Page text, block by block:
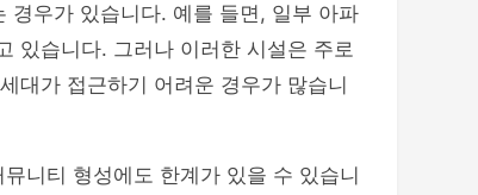
경우가 있습니다. 예를 들면, 일부 아파
있습니다. 그러나 이러한 시설은 주로
대가 접근하기 어려운 경우가 많습니
니티 형성에도 한계가 있을 수 있습니